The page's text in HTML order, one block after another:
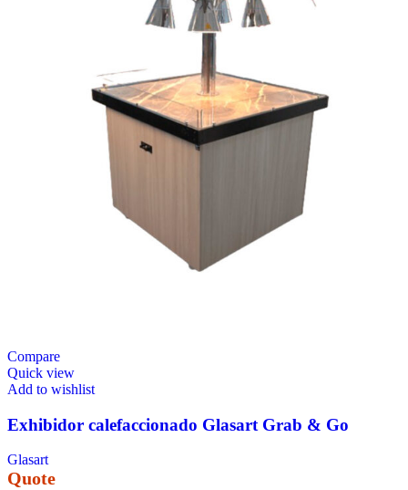
Compare
Quick view
Add to wishlist
Exhibidor calefaccionado Glasart Grab & Go
Glasart
Quote